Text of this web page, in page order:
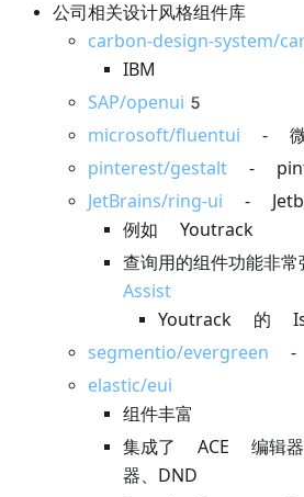
公司相关设计风格组件库
carbon-design-system/
IBM
SAP/openui5
microsoft/fluentui - 微
pinterest/gestalt -
JetBrains/ring-ui -
例如 Youtrack
查询用的组件功能
Assist
Youtrack 的
segmentio/evergreen -
elastic/eui
组件丰富
集成了 ACE 编辑
器、DND